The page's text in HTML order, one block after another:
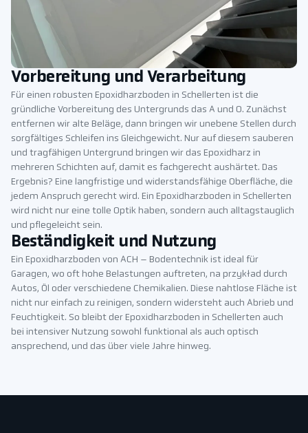
Vorbereitung und Verarbeitung
Für einen robusten Epoxidharzboden in Schellerten ist die
gründliche Vorbereitung des Untergrunds das A und O. Zunächst
entfernen wir alte Beläge, dann bringen wir unebene Stellen durch
sorgfältiges Schleifen ins Gleichgewicht. Nur auf diesem sauberen
und tragfähigen Untergrund bringen wir das Epoxidharz in
mehreren Schichten auf, damit es fachgerecht aushärtet. Das
Ergebnis? Eine langfristige und widerstandsfähige Oberfläche, die
jedem Anspruch gerecht wird. Ein Epoxidharzboden in Schellerten
wird nicht nur eine tolle Optik haben, sondern auch alltagstauglich
und pflegeleicht sein.
Beständigkeit und Nutzung
Ein Epoxidharzboden von ACH – Bodentechnik ist ideal für
Garagen, wo oft hohe Belastungen auftreten, na przykład durch
Autos, Öl oder verschiedene Chemikalien. Diese nahtlose Fläche ist
nicht nur einfach zu reinigen, sondern widersteht auch Abrieb und
Feuchtigkeit. So bleibt der Epoxidharzboden in Schellerten auch
bei intensiver Nutzung sowohl funktional als auch optisch
ansprechend, und das über viele Jahre hinweg.